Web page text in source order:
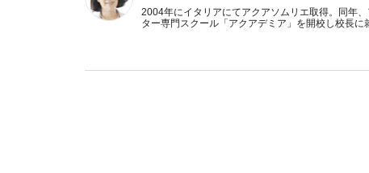
2004年にイタリアにてアクアソムリエ取得。同年
ター専門スクール「アクアデミア」を開校し校長に